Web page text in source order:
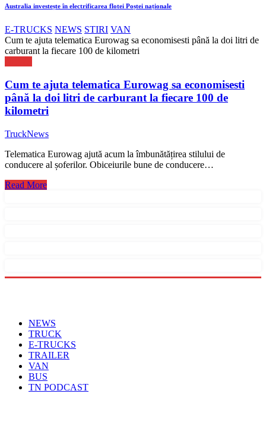
Australia investește în electrificarea flotei Poștei naționale
E-TRUCKS NEWS STIRI VAN
Cum te ajuta telematica Eurowag sa economisesti până la doi litri de
carburant la fiecare 100 de kilometri
Cum te ajuta telematica Eurowag sa economisesti
până la doi litri de carburant la fiecare 100 de
kilometri
TruckNews
Telematica Eurowag ajută acum la îmbunătățirea stilului de
conducere al șoferilor. Obiceiurile bune de conducere…
Read More
NEWS
TRUCK
E-TRUCKS
TRAILER
VAN
BUS
TN PODCAST